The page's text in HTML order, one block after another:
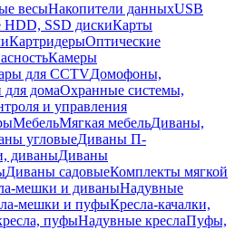
весыНакопители данныхUSB
SSD дискиКарты
КартридерыОптические
Камеры
для CCTVДомофоны,
для домаОхранные системы,
и управления
МебельМягкая мебельДиваны,
угловыеДиваны П-
диваныДиваны
Диваны садовыеКомплекты мягкой
мешки и диваныНадувные
мешки и пуфыКресла-качалки,
пуфыНадувные креслаПуфы,